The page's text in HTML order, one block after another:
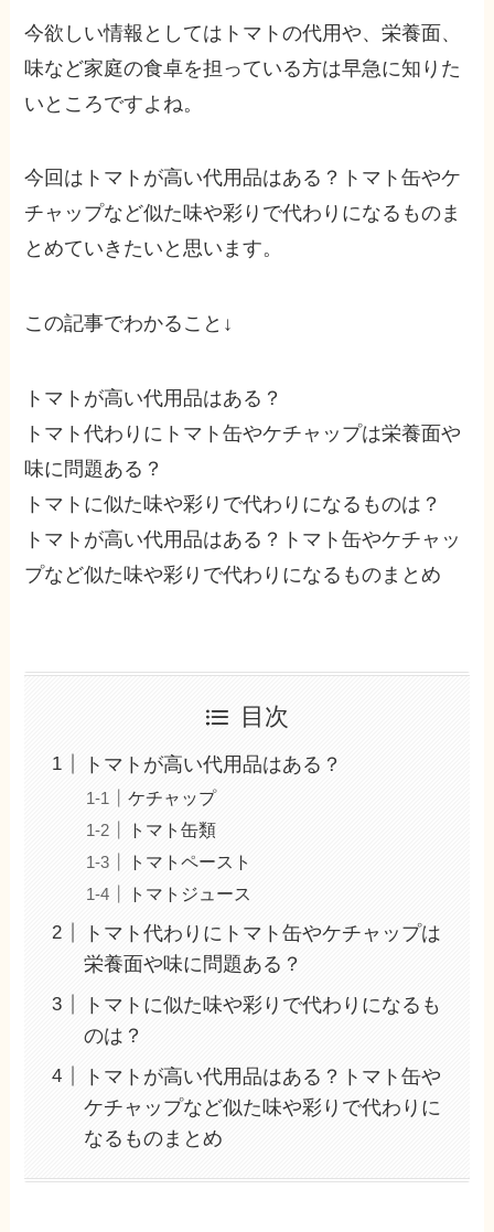
今欲しい情報としてはトマトの代用や、栄養面、
味など家庭の食卓を担っている方は早急に知りた
いところですよね。
今回はトマトが高い代用品はある？トマト缶やケ
チャップなど似た味や彩りで代わりになるものま
とめていきたいと思います。
この記事でわかること↓
トマトが高い代用品はある？
トマト代わりにトマト缶やケチャップは栄養面や
味に問題ある？
トマトに似た味や彩りで代わりになるものは？
トマトが高い代用品はある？トマト缶やケチャッ
プなど似た味や彩りで代わりになるものまとめ
目次
トマトが高い代用品はある？
ケチャップ
トマト缶類
トマトペースト
トマトジュース
トマト代わりにトマト缶やケチャップは
栄養面や味に問題ある？
トマトに似た味や彩りで代わりになるも
のは？
トマトが高い代用品はある？トマト缶や
ケチャップなど似た味や彩りで代わりに
なるものまとめ